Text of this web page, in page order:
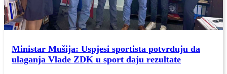
Ministar Mušija: Uspjesi sportista potvrđuju da
ulaganja Vlade ZDK u sport daju rezultate